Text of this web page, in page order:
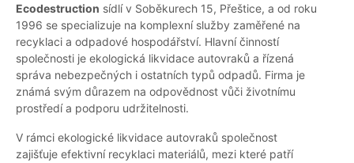
Ecodestruction sídlí v Soběkurech 15, Přeštice, a od roku
1996 se specializuje na komplexní služby zaměřené na
recyklaci a odpadové hospodářství. Hlavní činností
společnosti je ekologická likvidace autovraků a řízená
správa nebezpečných i ostatních typů odpadů. Firma je
známá svým důrazem na odpovědnost vůči životnímu
prostředí a podporu udržitelnosti.
V rámci ekologické likvidace autovraků společnost
zajišťuje efektivní recyklaci materiálů, mezi které patří